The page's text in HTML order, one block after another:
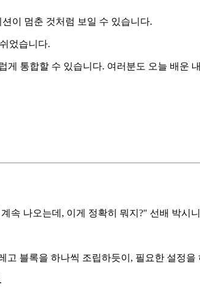
이 멈춘 것처럼 보일 수 있습니다.
었습니다.
통합할 수 있습니다. 여러분도 오늘 배운
속 나오는데, 이게 정확히 뭐지?" 선배 박시
블록을 하나씩 조립하듯이, 필요한 설정